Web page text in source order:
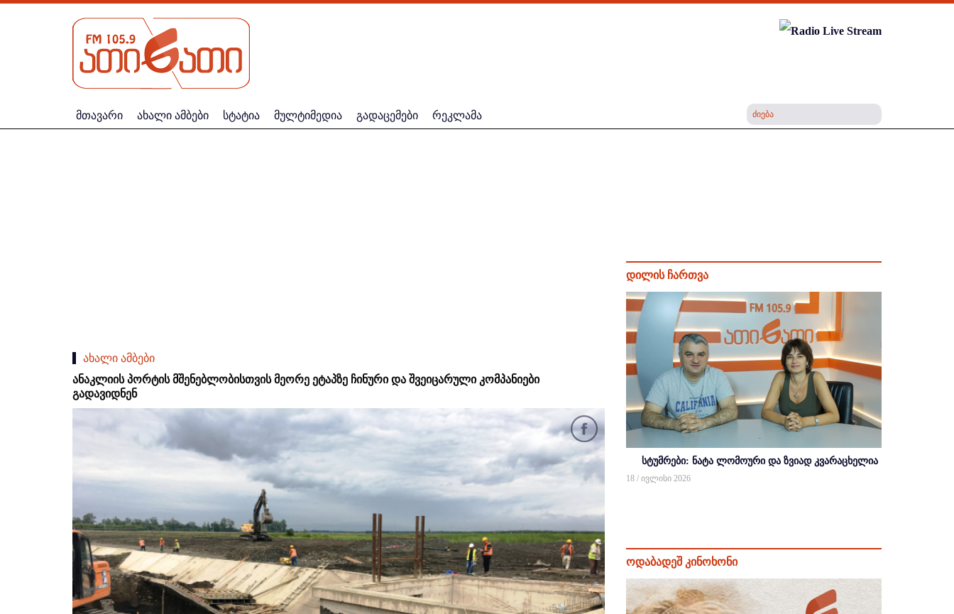
მთავარი ახალი ამბები სტატია მულტიმედია გადაცემები რეკლამა
ახალი ამბები
ანაკლიის პორტის მშენებლობისთვის მეორე ეტაპზე ჩინური და შვეიცარული კომპანიები
გადავიდნენ
დილის ჩართვა
სტუმრები: ნატა ლომოური და ზვიად კვარაცხელია
18 / ივლისი 2026
ოდაბადეშ კინოხონი